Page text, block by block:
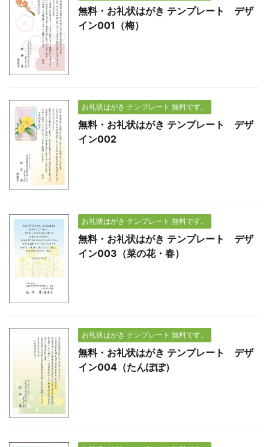
無料・お礼状はがき テンプレート デザ
イン001（梅）
お礼状はがき テンプレート 無料です。
無料・お礼状はがき テンプレート デザ
イン002
お礼状はがき テンプレート 無料です。
無料・お礼状はがき テンプレート デザ
イン003（菜の花・春）
お礼状はがき テンプレート 無料です。
無料・お礼状はがき テンプレート デザ
イン004（たんぽぽ）